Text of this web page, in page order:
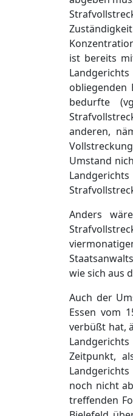
ist bereits
obliegenden
bedurfte
anderen,
Umstand
Anders
wie sich aus
Auch der
Essen vom
verbüßt hat,
Zeitpunkt,
noch nicht
treffenden